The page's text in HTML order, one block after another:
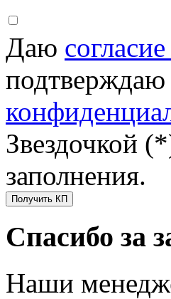
Даю
подтверждаю
Звездочкой
заполнения.
Получить КП
Спасибо за
Наши